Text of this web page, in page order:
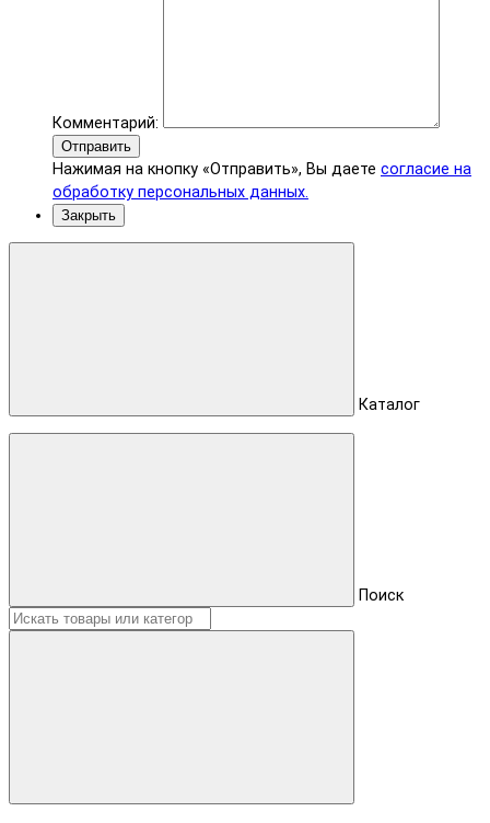
Комментарий:
Отправить
Нажимая на кнопку «Отправить», Вы даете согласие на
обработку персональных данных.
Закрыть
Каталог
Поиск